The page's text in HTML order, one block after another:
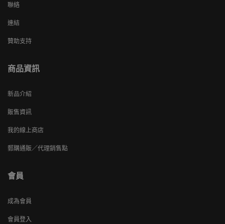
聯絡
連結
贊助支持
商品資訊
新品介紹
販售資訊
我的線上商店
郵購通販／代理銷售點
會員
成為會員
會員登入